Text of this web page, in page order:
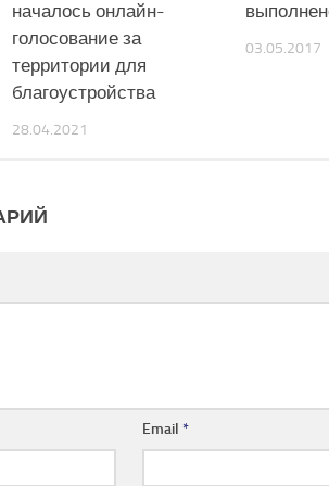
началось онлайн-
голосование за
территории для
благоустройства
28.04.2021
03.05.2017
Email*